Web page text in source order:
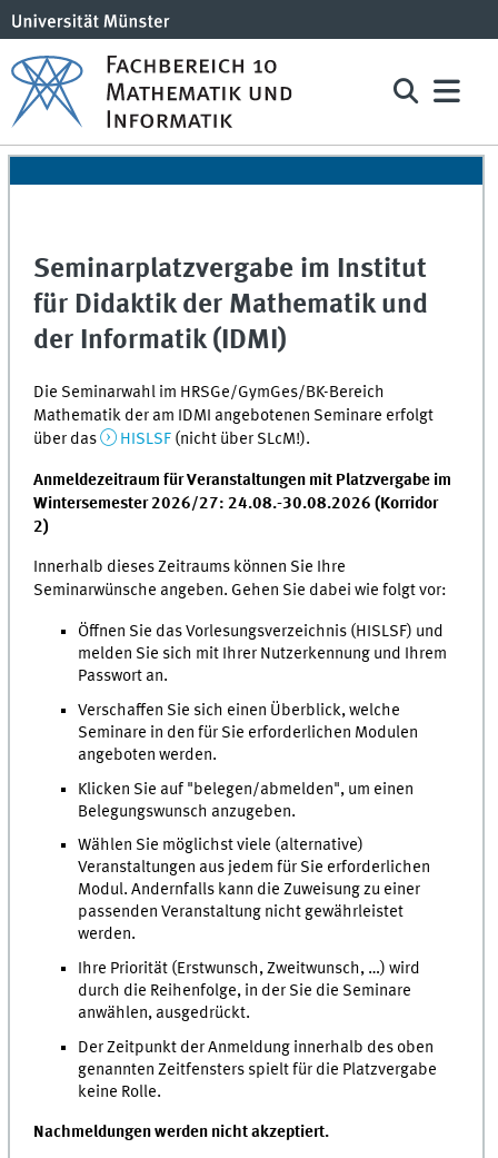
Seminarplatzvergabe im Institut
für Didaktik der Mathematik und
der Informatik (IDMI)
Die Seminarwahl im HRSGe/GymGes/BK-Bereich
Mathematik der am IDMI angebotenen Seminare erfolgt
über das
HISLSF (nicht über SLcM!).
Anmeldezeitraum für Veranstaltungen mit Platzvergabe im
Wintersemester 2026/27: 24.08.-30.08.2026 (Korridor
2)
Innerhalb dieses Zeitraums können Sie Ihre
Seminarwünsche angeben. Gehen Sie dabei wie folgt vor:
Öffnen Sie das Vorlesungsverzeichnis (HISLSF) und
melden Sie sich mit Ihrer Nutzerkennung und Ihrem
Passwort an.
Verschaffen Sie sich einen Überblick, welche
Seminare in den für Sie erforderlichen Modulen
angeboten werden.
Klicken Sie auf "belegen/abmelden", um einen
Belegungswunsch anzugeben.
Wählen Sie möglichst viele (alternative)
Veranstaltungen aus jedem für Sie erforderlichen
Modul. Andernfalls kann die Zuweisung zu einer
passenden Veranstaltung nicht gewährleistet
werden.
Ihre Priorität (Erstwunsch, Zweitwunsch, …) wird
durch die Reihenfolge, in der Sie die Seminare
anwählen, ausgedrückt.
Der Zeitpunkt der Anmeldung innerhalb des oben
genannten Zeitfensters spielt für die Platzvergabe
keine Rolle.
Nachmeldungen werden nicht akzeptiert.